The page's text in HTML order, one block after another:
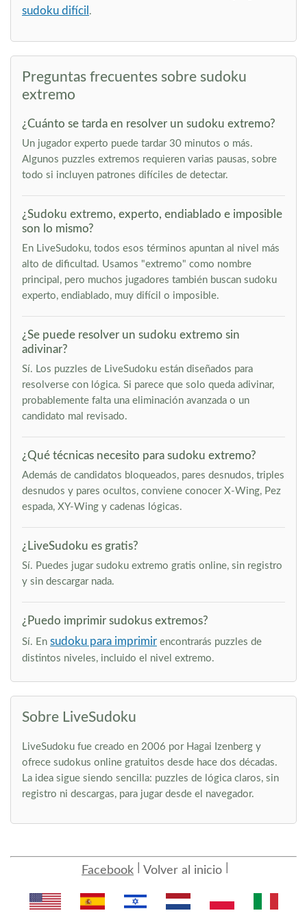
sudoku difícil .
Preguntas frecuentes sobre sudoku
extremo
¿Cuánto se tarda en resolver un sudoku extremo?
Un jugador experto puede tardar 30 minutos o más.
Algunos puzzles extremos requieren varias pausas, sobre
todo si incluyen patrones difíciles de detectar.
¿Sudoku extremo, experto, endiablado e imposible
son lo mismo?
En LiveSudoku, todos esos términos apuntan al nivel más
alto de dificultad. Usamos "extremo" como nombre
principal, pero muchos jugadores también buscan sudoku
experto, endiablado, muy difícil o imposible.
¿Se puede resolver un sudoku extremo sin
adivinar?
Sí. Los puzzles de LiveSudoku están diseñados para
resolverse con lógica. Si parece que solo queda adivinar,
probablemente falta una eliminación avanzada o un
candidato mal revisado.
¿Qué técnicas necesito para sudoku extremo?
Además de candidatos bloqueados, pares desnudos, triples
desnudos y pares ocultos, conviene conocer X-Wing, Pez
espada, XY-Wing y cadenas lógicas.
¿LiveSudoku es gratis?
Sí. Puedes jugar sudoku extremo gratis online, sin registro
y sin descargar nada.
¿Puedo imprimir sudokus extremos?
Sí. En sudoku para imprimir encontrarás puzzles de
distintos niveles, incluido el nivel extremo.
Sobre LiveSudoku
LiveSudoku fue creado en 2006 por Hagai Izenberg y
ofrece sudokus online gratuitos desde hace dos décadas.
La idea sigue siendo sencilla: puzzles de lógica claros, sin
registro ni descargas, para jugar desde el navegador.
Facebook Volver al inicio